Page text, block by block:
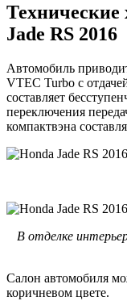
Технические
Jade RS 2016
Автомобиль
VTEC Turbo с
составляет
переключения
компактвэна
В отделке
Салон автомобиля
коричневом цвете.